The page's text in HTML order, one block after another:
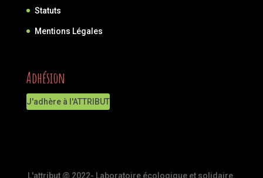
Statuts
Mentions Légales
Adhésion
J'adhère à l'ATTRIBUT
L'attribut @ 2022- Laboratoire écologique et solidaire.